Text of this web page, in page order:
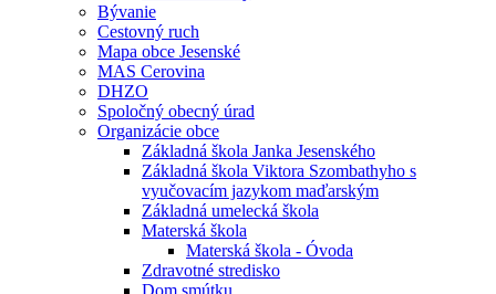
Bývanie
Cestovný ruch
Mapa obce Jesenské
MAS Cerovina
DHZO
Spoločný obecný úrad
Organizácie obce
Základná škola Janka Jesenského
Základná škola Viktora Szombathyho s
vyučovacím jazykom maďarským
Základná umelecká škola
Materská škola
Materská škola - Óvoda
Zdravotné stredisko
Dom smútku